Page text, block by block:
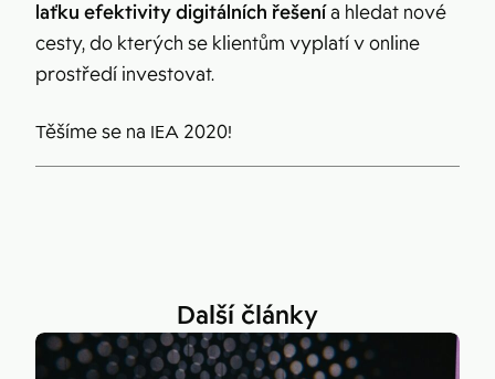
laťku efektivity digitálních řešenía hledat nové
cesty, do kterých se klientům vyplatí v online
prostředí investovat.
Těšíme se na IEA 2020!
Další články